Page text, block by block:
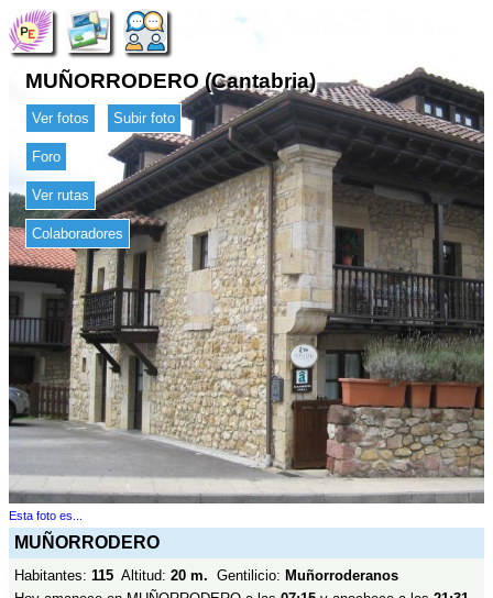
MUÑORRODERO (Cantabria)
Ver fotos Subir foto
Foro
Ver rutas
Colaboradores
Esta foto es...
MUÑORRODERO
Habitantes: 115 Altitud: 20 m. Gentilicio: Muñorroderanos